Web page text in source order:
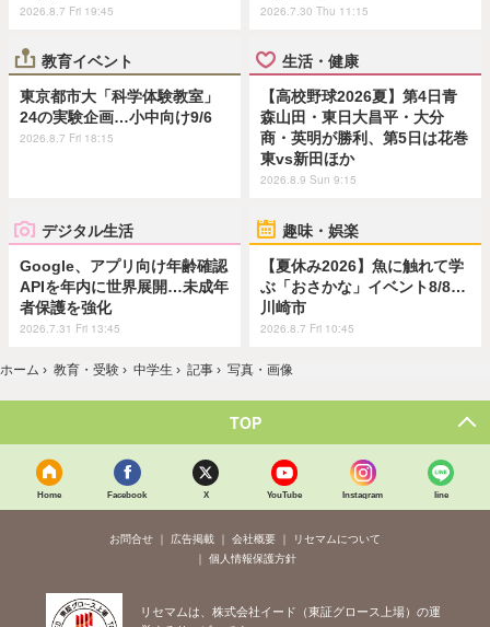
2026.8.7 Fri 19:45 2026.7.30 Thu 11:15
教育イベント
東京都市大「科学体験教室」
24の実験企画…小中向け9/6
2026.8.7 Fri 18:15
生活・健康
【高校野球2026夏】第4日青
森山田・東日大昌平・大分
商・英明が勝利、第5日は花巻
東vs新田ほか
2026.8.9 Sun 9:15
デジタル生活
Google、アプリ向け年齢確認
APIを年内に世界展開…未成年
者保護を強化
2026.7.31 Fri 13:45
趣味・娯楽
【夏休み2026】魚に触れて学
ぶ「おさかな」イベント8/8…
川崎市
2026.8.7 Fri 10:45
ホーム › 教育・受験 › 中学生 › 記事 › 写真・画像
TOP
Home Facebook X YouTube Instagram line
お問合せ 広告掲載 会社概要
リセマムについて
個人情報保護方針
リセマムは、株式会社イード（東証グロース上場）の運